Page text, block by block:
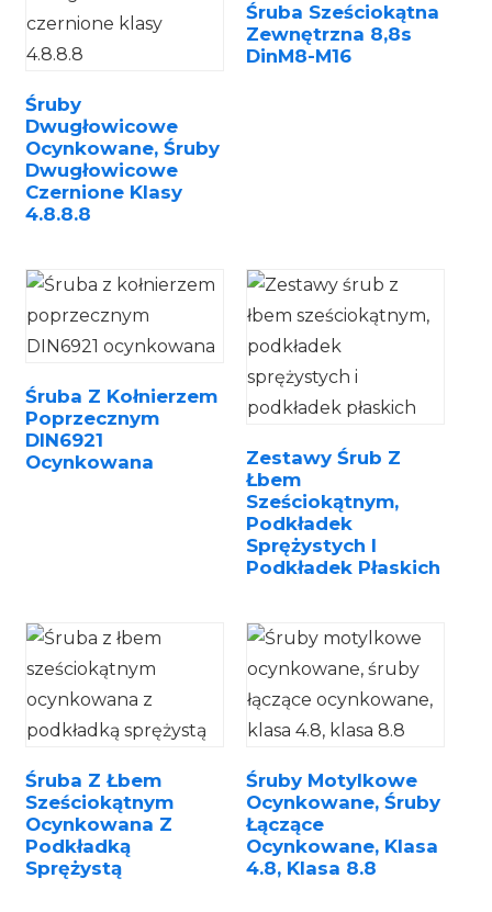
Śruby
Dwugłowicowe
Ocynkowane, Śruby
Dwugłowicowe
Czernione Klasy
4.8.8.8
Śruba Sześciokątna
Zewnętrzna 8,8s
DinM8-M16
Śruba Z Kołnierzem
Poprzecznym
DIN6921
Ocynkowana
Zestawy Śrub Z
Łbem
Sześciokątnym,
Podkładek
Sprężystych I
Podkładek Płaskich
Śruba Z Łbem
Sześciokątnym
Ocynkowana Z
Podkładką
Sprężystą
Śruby Motylkowe
Ocynkowane, Śruby
Łączące
Ocynkowane, Klasa
4.8, Klasa 8.8